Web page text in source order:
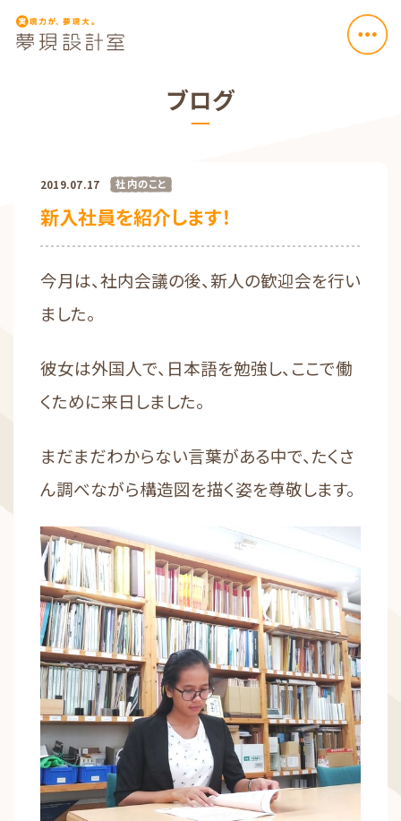
ブログ
2019.07.17 社内のこと
新入社員を紹介します！
今月は、社内会議の後、新人の歓迎会を行い
ました。
彼女は外国人で、日本語を勉強し、ここで働
くために来日しました。
まだまだわからない言葉がある中で、たくさ
ん調べながら構造図を描く姿を尊敬します。